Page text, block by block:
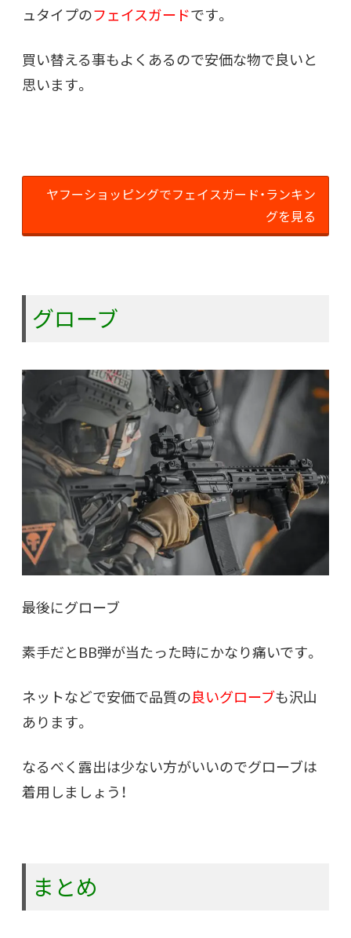
ュタイプのフェイスガードです。
買い替える事もよくあるので安価な物で良いと
思います。
ヤフーショッピングでフェイスガード・ランキン
グを見る
グローブ
最後にグローブ
素手だとBB弾が当たった時にかなり痛いです。
ネットなどで安価で品質の良いグローブも沢山
あります。
なるべく露出は少ない方がいいのでグローブは
着用しましょう！
まとめ